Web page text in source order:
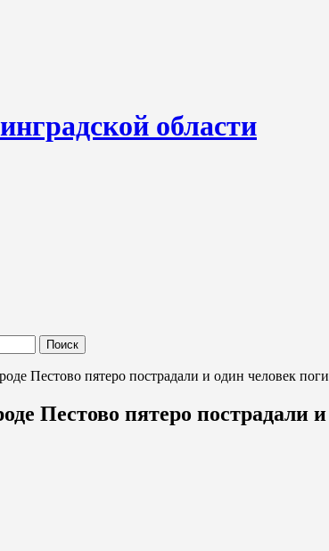
области
регулярно. Мы рассказываем о
Пестово пятеро пострадали и один человек
Пестово пятеро пострадали